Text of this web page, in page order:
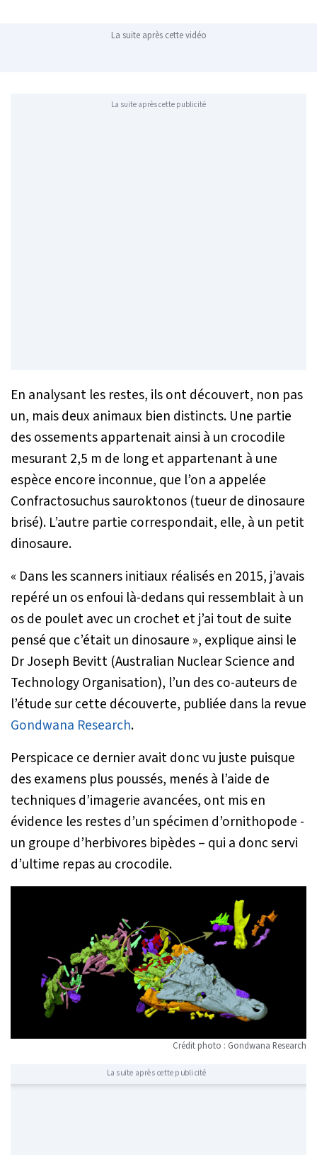
La suite après cette vidéo
La suite après cette publicité
En analysant les restes, ils ont découvert, non pas
un, mais deux animaux bien distincts. Une partie
des ossements appartenait ainsi à un crocodile
mesurant 2,5 m de long et appartenant à une
espèce encore inconnue, que l’on a appelée
Confractosuchus sauroktonos (tueur de dinosaure
brisé). L’autre partie correspondait, elle, à un petit
dinosaure.
« Dans les scanners initiaux réalisés en 2015, j’avais
repéré un os enfoui là-dedans qui ressemblait à un
os de poulet avec un crochet et j’ai tout de suite
pensé que c’était un dinosaure », explique ainsi le
Dr Joseph Bevitt (Australian Nuclear Science and
Technology Organisation), l’un des co-auteurs de
l’étude sur cette découverte, publiée dans la revue
Gondwana Research.
Perspicace ce dernier avait donc vu juste puisque
des examens plus poussés, menés à l’aide de
techniques d’imagerie avancées, ont mis en
évidence les restes d’un spécimen d’ornithopode -
un groupe d’herbivores bipèdes – qui a donc servi
d’ultime repas au crocodile.
Crédit photo : Gondwana Research
La suite après cette publicité